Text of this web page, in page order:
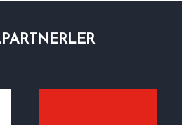
PARTNERLER